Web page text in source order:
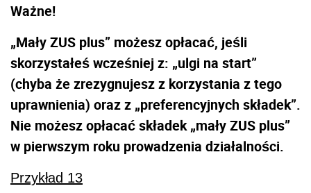
Ważne!
„Mały ZUS plus” możesz opłacać, jeśli
skorzystałeś wcześniej z: „ulgi na start”
(chyba że zrezygnujesz z korzystania z tego
uprawnienia) oraz z „preferencyjnych składek”.
Nie możesz opłacać składek „mały ZUS plus”
w pierwszym roku prowadzenia działalności.
Przykład 13